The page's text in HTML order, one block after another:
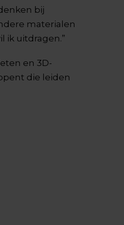
bij
materialen
ik uitdragen.”
en 3D-
die leiden